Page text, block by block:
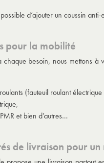
d’ajouter un coussin
pour la mobilité
chaque besoin, nous mettons
(fauteuil roulant
et bien d’autres…
de livraison pour